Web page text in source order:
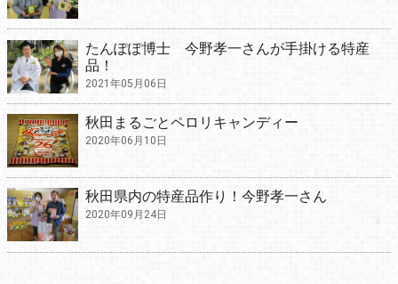
たんぽぽ博士 今野孝一さんが手掛ける特産
品！
2021年05月06日
秋田まるごとペロリキャンディー
2020年06月10日
秋田県内の特産品作り！今野孝一さん
2020年09月24日